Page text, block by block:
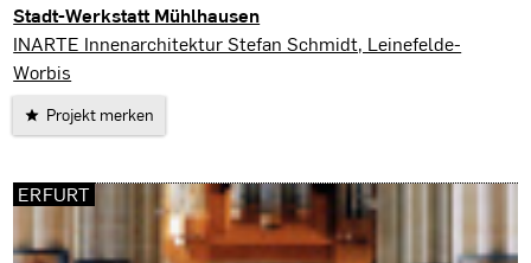
Stadt-Werkstatt Mühlhausen
Mühlhausen
INARTE Innenarchitektur Stefan Schmidt, Leinefelde-
Worbis
Projekt merken
ERFURT